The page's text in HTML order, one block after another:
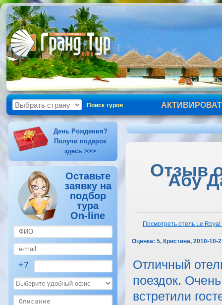
Поиск туров
День Рождения?
Получи подарок
здесь >>>
Оставьте
заявку на
подбор
тура
On-line
+7
Отзыв
Абу
Посмотреть отель Le
Оценка: 5, Кристина, 2010-10-
Отличный
поездок.
встретили